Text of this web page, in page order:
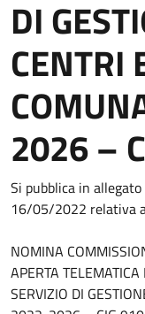
DI
CENTRI
2026 –
Si pubblica in
16/05/2022 relativa
NOMINA
APERTA
SERVIZIO DI